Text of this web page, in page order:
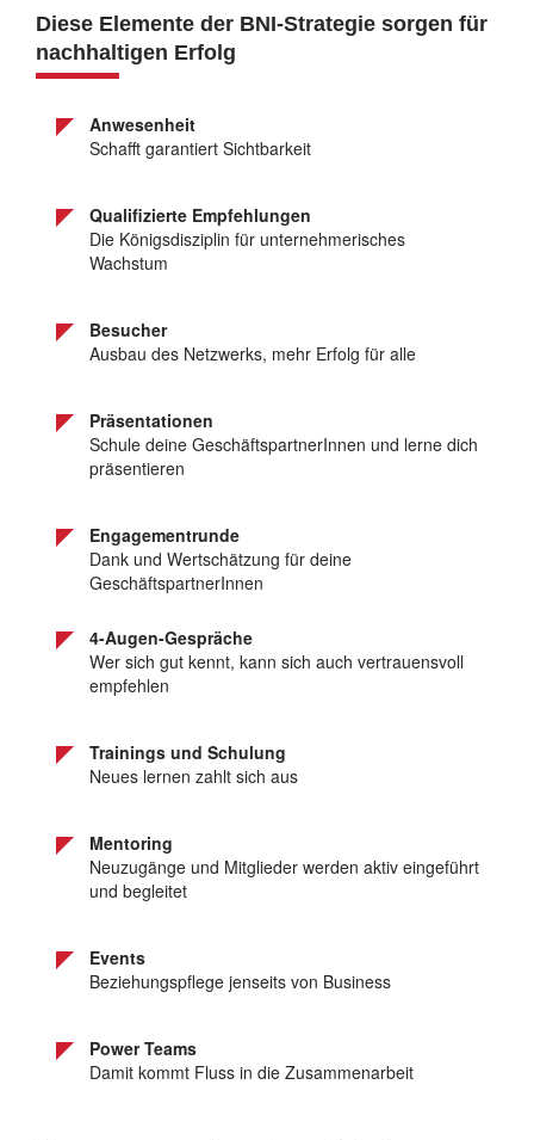
Diese Elemente der BNI-Strategie sorgen für
nachhaltigen Erfolg
Anwesenheit
Schafft garantiert Sichtbarkeit
Qualifizierte Empfehlungen
Die Königsdisziplin für unternehmerisches
Wachstum
Besucher
Ausbau des Netzwerks, mehr Erfolg für alle
Präsentationen
Schule deine GeschäftspartnerInnen und lerne dich
präsentieren
Engagementrunde
Dank und Wertschätzung für deine
GeschäftspartnerInnen
4-Augen-Gespräche
Wer sich gut kennt, kann sich auch vertrauensvoll
empfehlen
Trainings und Schulung
Neues lernen zahlt sich aus
Mentoring
Neuzugänge und Mitglieder werden aktiv eingeführt
und begleitet
Events
Beziehungspflege jenseits von Business
Power Teams
Damit kommt Fluss in die Zusammenarbeit